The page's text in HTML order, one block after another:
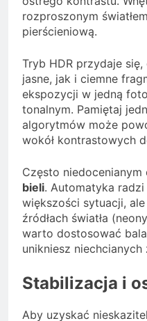
rozproszonym
pierścieniową.
Tryb HDR przydaje
jasne, jak i ciemne
ekspozycji w jedną
tonalnym. Pamiętaj
algorytmów może
wokół kontrastowych
Często niedocenianym
bieli. Automatyka
większości sytuacji,
źródłach światła
warto dostosować
unikniesz niechcianych
Stabilizacja i
Aby uzyskać